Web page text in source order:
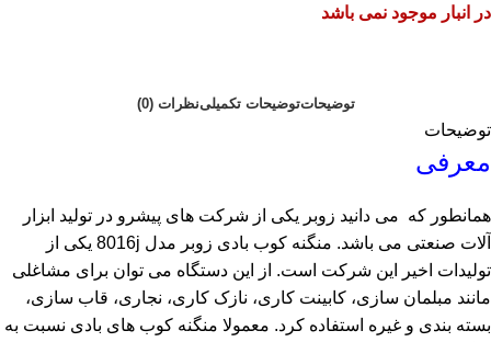
در انبار موجود نمی باشد
توضیحاتتوضیحات تکمیلینظرات (0)
توضیحات
معرفی
همانطور که می دانید زوبر یکی از شرکت های پیشرو در تولید ابزار
آلات صنعتی می باشد. منگنه کوب بادی زوبر مدل 8016j یکی از
تولیدات اخیر این شرکت است. از این دستگاه می توان برای مشاغلی
مانند مبلمان سازی، کابینت کاری، نازک کاری، نجاری، قاب سازی،
بسته بندی و غیره استفاده کرد. معمولا منگنه کوب های بادی نسبت به